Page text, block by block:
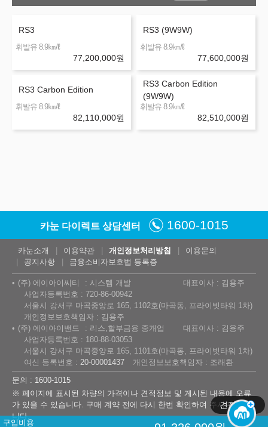
RS3
휘발유 8.9㎞/ℓ
77,200,000원
RS3 (9W9W)
휘발유 8.9㎞/ℓ
77,600,000원
RS3 Carbon Edition
휘발유 8.9㎞/ℓ
82,110,000원
RS3 Carbon Edition
(9W9W)
휘발유 8.9㎞/ℓ
82,510,000원
구입비용
견적서 ▲
카눈 다이렉트 상담센터 1600-1015
카눈소개 이용약관 개인정보처리방침
이용문의
공지사항
금융소비자보호법 등록증
(주) 에이아이씨티 시스템 개발
대표이사 : 김용주
사업자등록번호 : 720-86-00942
서울시 강서구 마곡중앙로 165, 1102호(마곡동, 프라이빗타워 1차)
개인정보보호책임자 : 김용주
(주) 에이아이밴드
리스,할부금융 중개업
대표이사 : 김용주
사업자등록번호 : 180-88-03053
서울시 강서구 마곡중앙로 165, 1101호(마곡동, 프라이빗타워 1차)
여신 등록번호 : 20-00001437
개인정보보호책임자 : 조래환
문의 : 1600-1015
※ 페이지에 표시된 차량의 가격이나 견적정보 및 게시된 내용에 오류
가 있을 수 있습니다. 구매 계약 전에 다시 한번 확인하여 주시기 바랍
니다.